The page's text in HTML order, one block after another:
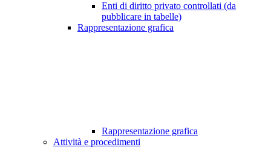
Enti di diritto privato controllati (da
pubblicare in tabelle)
Rappresentazione grafica
Rappresentazione grafica
Attività e procedimenti